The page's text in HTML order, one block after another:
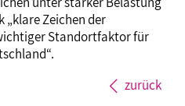
„klare Zeichen der
Standortfaktor für
zurück